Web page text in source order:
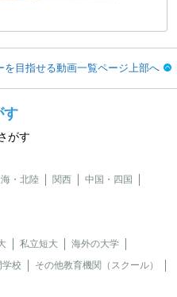
を目指せる動画一覧ページ上部へ
す
がす
・北陸 関西
中国・四国
私立短大
海外の大学
学校
その他教育機関（スクール）